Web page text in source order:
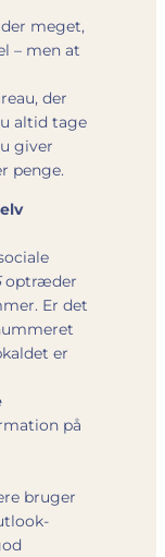
meget,
– men at
der
altid tage
giver
penge.
optræder
Er det
er
på
bruger